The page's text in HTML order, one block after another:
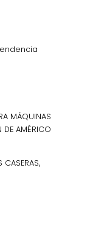
MÁQUINAS
DE AMÉRICO
CASERAS,